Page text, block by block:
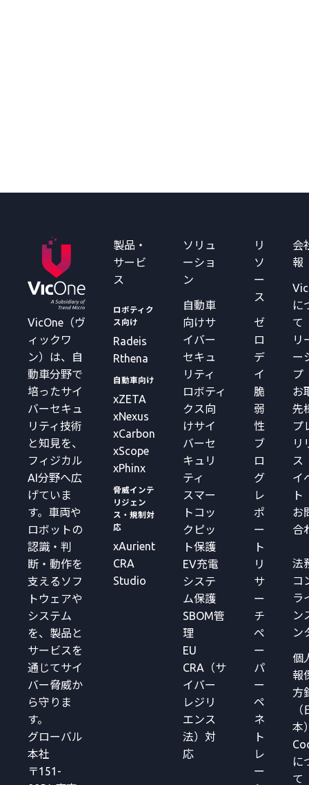
VicOne（ヴ
ィックワ
ン）は、自
動車分野で
培ったサイ
バーセキュ
リティ技術
と知見を、
フィジカル
AI分野へ広
げていま
す。車両や
ロボットの
認識・判
断・動作を
支えるソフ
トウェアや
システム
を、製品と
サービスを
通じてサイ
バー脅威か
ら守りま
す。
グローバル
本社
〒151-
製品・
サービ
ス
ロボティク
ス向け
Radeis
Rthena
自動車向け
xZETA
xNexus
xCarbon
xScope
xPhinx
脅威インテ
リジェン
ス・規制対
応
xAurient
CRA
Studio
ソリュ
ーショ
ン
自動車
向けサ
イバー
セキュ
リティ
ロボティ
クス向
けサイ
バーセ
キュリ
ティ
スマー
トコッ
クピッ
ト保護
EV充電
システ
ム保護
SBOM管
理
EU
CRA（サ
イバー
レジリ
エンス
法）対
応
リ
ソ
ー
ス
ゼ
ロ
デ
イ
脆
弱
性
ブ
ロ
グ
レ
ポ
ー
ト
リ
サ
ー
チ
ペ
ー
パ
ー
ペ
ネ
ト
レ
ー
会
報
に
て
リ
ー
プ
お
先
プ
リ
ス
イ
ト
お
合
法
コ
ラ
ン
ン
個
報
方
（
本
に
て